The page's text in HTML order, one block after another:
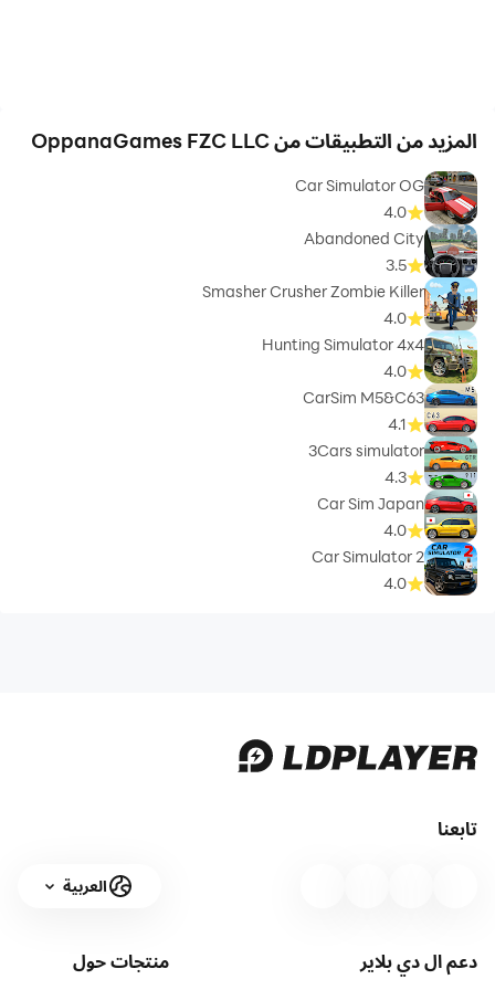
https://vk.com/oppana_games
المزيد من التطبيقات من OppanaGames FZC LLC
Car Simulator OG
4.0
Abandoned City
3.5
Smasher Crusher Zombie Killer
4.0
Hunting Simulator 4x4
4.0
CarSim M5&C63
4.1
3Cars simulator
4.3
Car Sim Japan
4.0
Car Simulator 2
4.0
تابعنا
العربية
دعم ال دي بلاير منتجاتحول